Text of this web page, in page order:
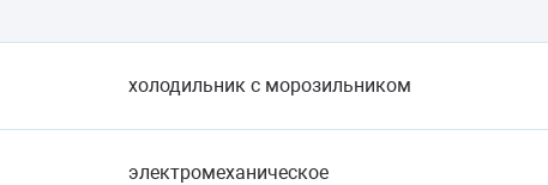
холодильник с морозильником
электромеханическое